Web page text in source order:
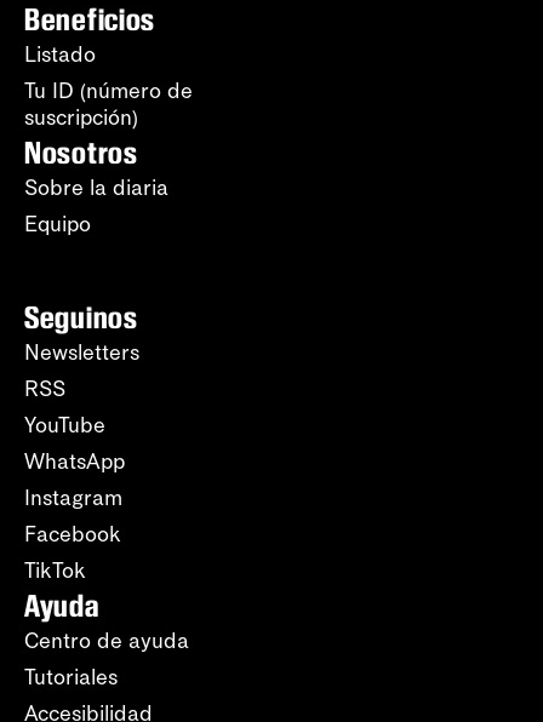
Beneficios
Listado
Tu ID (número de
suscripción)
Nosotros
Sobre la diaria
Equipo
Seguinos
Newsletters
RSS
YouTube
WhatsApp
Instagram
Facebook
TikTok
Ayuda
Centro de ayuda
Tutoriales
Accesibilidad